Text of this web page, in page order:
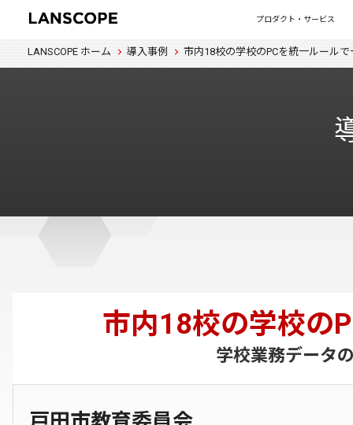
プロダクト・サービス
LANSCOPE ホーム 導入事例 市内18校の学校のPCを統一ルール
市内18校の学校の
学校業務データ